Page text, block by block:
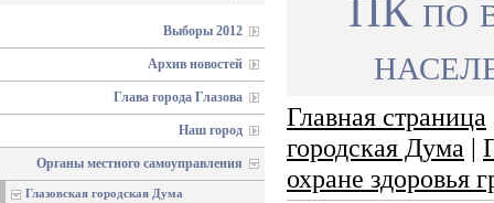
Выборы 2012
Архив новостей
Глава города Глазова
Наш город
Органы местного самоуправления
Глазовская городская Дума
ПК по
Главная страница
городская Дума |
охране здоровья